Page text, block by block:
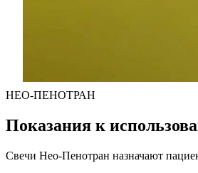
НЕО-ПЕНОТРАН
Показания к
Свечи Нео-Пенотран назначают